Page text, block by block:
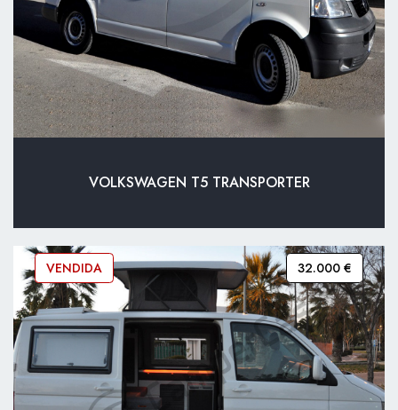
VOLKSWAGEN T5 TRANSPORTER
VENDIDA 32.000 €